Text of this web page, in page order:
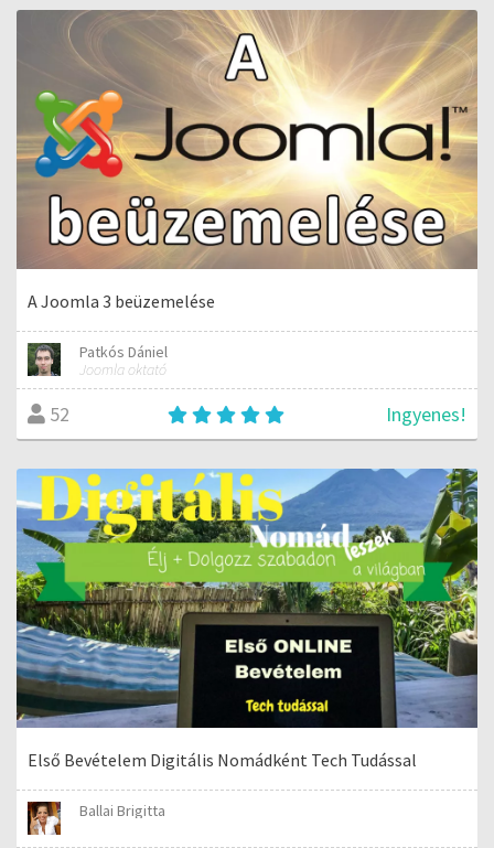
A Joomla 3 beüzemelése
Patkós Dániel
Joomla oktató
52 Ingyenes!
Első Bevételem Digitális Nomádként Tech Tudással
Ballai Brigitta